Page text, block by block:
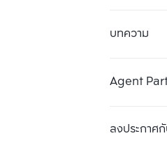
บทความ
Agent
ลงประกาศกั